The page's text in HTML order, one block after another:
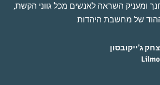
ומעניק השראה לאנשים מכל גווני הקשת,
של מחשבת היהדות
ג'ייקובסון